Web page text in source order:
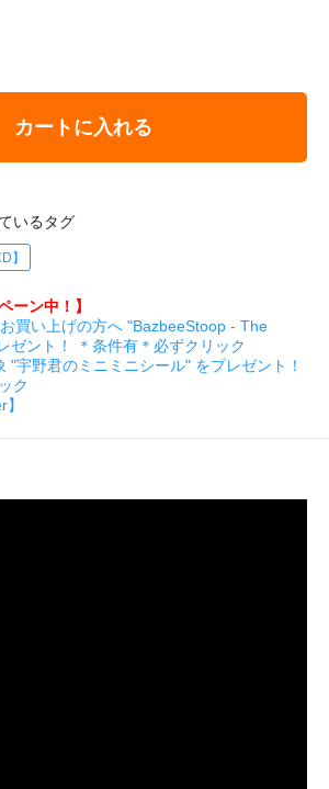
カートに入れる
いるタグ
】
ーン中！】
買い上げの方へ "BazbeeStoop - The
ゼント！ ＊条件有＊必ずクリック
"宇野君のミニミニシール" をプレゼント！
ク